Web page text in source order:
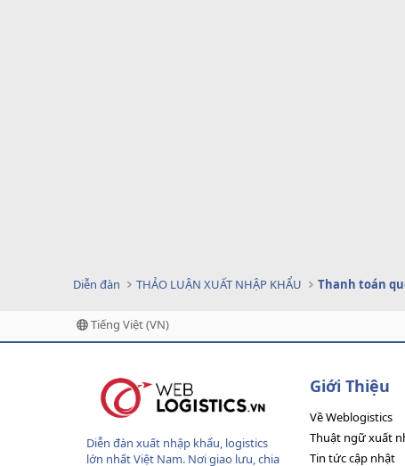
Diễn đàn THẢO LUẬN XUẤT NHẬP KHẨU Thanh toán
Tiếng Việt (VN)
Diễn đàn xuất nhập khẩu, logistics
lớn nhất Việt Nam. Nơi giao lưu, chia
Giới Thiệu
Về Weblogistics
Thuật ngữ xuất
Tin tức cập nhật